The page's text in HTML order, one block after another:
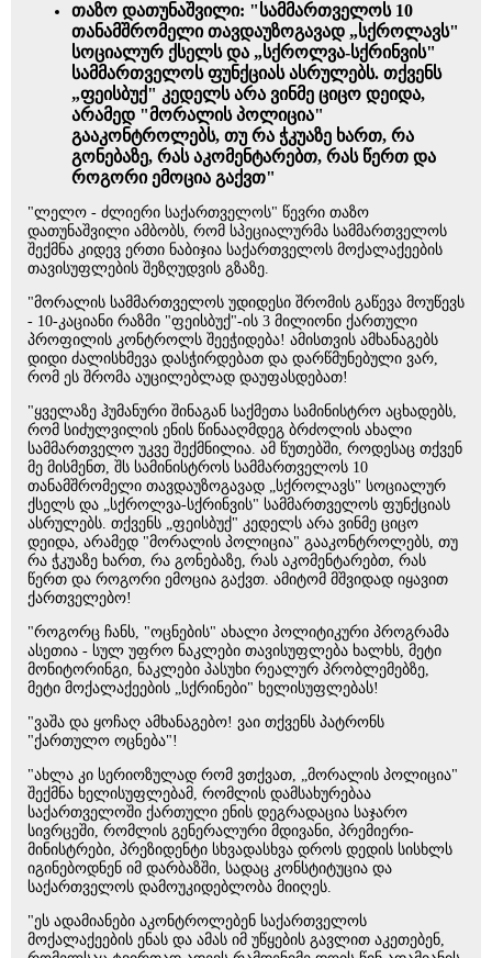
თაზო დათუნაშვილი: "სამმართველოს 10
თანამშრომელი თავდაუზოგავად „სქროლავს"
სოციალურ ქსელს და „სქროლვა-სქრინვის"
სამმართველოს ფუნქციას ასრულებს. თქვენს
„ფეისბუქ" კედელს არა ვინმე ციცო დეიდა,
არამედ "მორალის პოლიცია"
გააკონტროლებს, თუ რა ჭკუაზე ხართ, რა
გონებაზე, რას აკომენტარებთ, რას წერთ და
როგორი ემოცია გაქვთ"
"ლელო - ძლიერი საქართველოს" წევრი თაზო
დათუნაშვილი ამბობს, რომ სპეციალურმა სამმართველოს
შექმნა კიდევ ერთი ნაბიჯია საქართველოს მოქალაქეების
თავისუფლების შეზღუდვის გზაზე.
"მორალის სამმართველოს უდიდესი შრომის გაწევა მოუწევს
- 10-კაციანი რაზმი "ფეისბუქ"-ის 3 მილიონი ქართული
პროფილის კონტროლს შეეჭიდება! ამისთვის ამხანაგებს
დიდი ძალისხმევა დასჭირდებათ და დარწმუნებული ვარ,
რომ ეს შრომა აუცილებლად დაუფასდებათ!
"ყველაზე ჰუმანური შინაგან საქმეთა სამინისტრო აცხადებს,
რომ სიძულვილის ენის წინააღმდეგ ბრძოლის ახალი
სამმართველო უკვე შექმნილია. ამ წუთებში, როდესაც თქვენ
მე მისმენთ, შს სამინისტროს სამმართველოს 10
თანამშრომელი თავდაუზოგავად „სქროლავს" სოციალურ
ქსელს და „სქროლვა-სქრინვის" სამმართველოს ფუნქციას
ასრულებს. თქვენს „ფეისბუქ" კედელს არა ვინმე ციცო
დეიდა, არამედ "მორალის პოლიცია" გააკონტროლებს, თუ
რა ჭკუაზე ხართ, რა გონებაზე, რას აკომენტარებთ, რას
წერთ და როგორი ემოცია გაქვთ. ამიტომ მშვიდად იყავით
ქართველებო!
"როგორც ჩანს, "ოცნების" ახალი პოლიტიკური პროგრამა
ასეთია - სულ უფრო ნაკლები თავისუფლება ხალხს, მეტი
მონიტორინგი, ნაკლები პასუხი რეალურ პრობლემებზე,
მეტი მოქალაქეების „სქრინები" ხელისუფლებას!
"ვაშა და ყოჩაღ ამხანაგებო! ვაი თქვენს პატრონს
"ქართულო ოცნება"!
"ახლა კი სერიოზულად რომ ვთქვათ, „მორალის პოლიცია"
შექმნა ხელისუფლებამ, რომლის დამსახურებაა
საქართველოში ქართული ენის დეგრადაცია საჯარო
სივრცეში, რომლის გენერალური მდივანი, პრემიერი-
მინისტრები, პრეზიდენტი სხვადასხვა დროს დედის სისხლს
იგინებოდნენ იმ დარბაზში, სადაც კონსტიტუცია და
საქართველოს დამოუკიდებლობა მიიღეს.
"ეს ადამიანები აკონტროლებენ საქართველოს
მოქალაქეების ენას და ამას იმ უწყების გავლით აკეთებენ,